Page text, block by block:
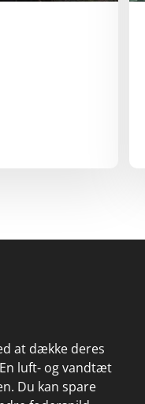
at dække deres
luft- og vandtæt
Du kan spare